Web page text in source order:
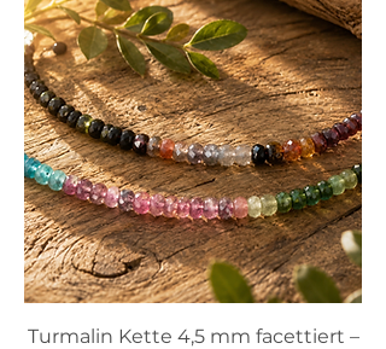
Turmalin Kette 4,5 mm facettiert –